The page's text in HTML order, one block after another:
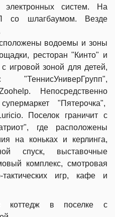
систем. На
со шлагбаумом. Везде
водоемы и зоны
ресторан "Кинто" и
игровой зоной для детей,
Непосредственно
"Пятерочка",
Поселок граничит с
где расположены
на коньках и керлинга,
спуск, выставочные
комплекс, смотровая
игр, кафе и
коттедж в поселке с